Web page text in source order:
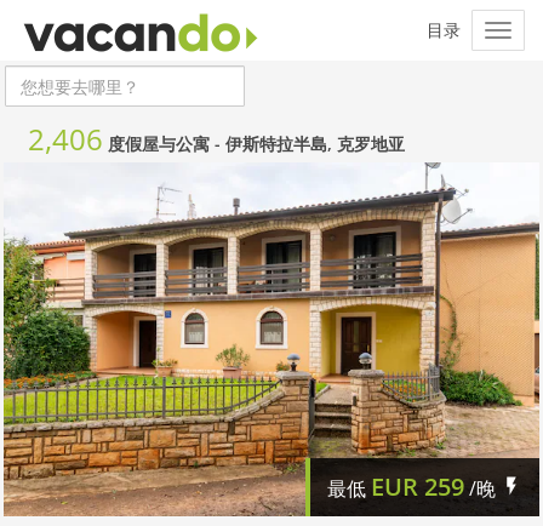
2,406 度假屋与公寓 - 伊斯特拉半島, 克罗地亚
最低 EUR259/晚